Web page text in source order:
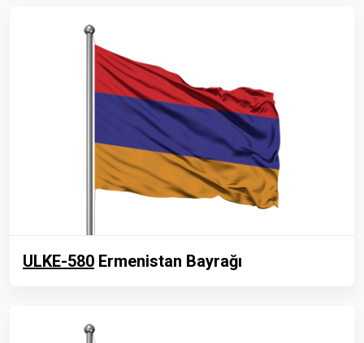
ULKE-580 Ermenistan Bayrağı